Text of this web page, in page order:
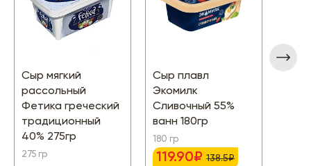
Сыр мягкий
рассольный
Фетика греческий
традиционный
40% 275гр
275 гр
Сыр плавл
Экомилк
Сливочный 55%
ванн 180гр
180 гр
119.90₽ 138.5₽